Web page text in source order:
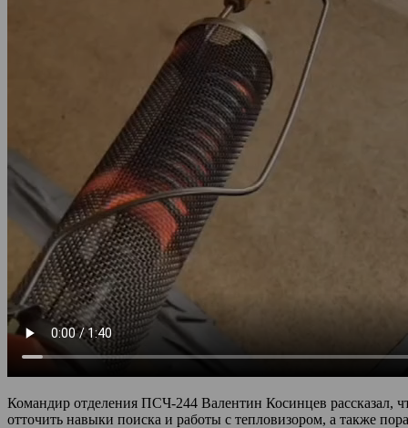
Командир отделения ПСЧ-244 Валентин Косинцев рассказал,
отточить навыки поиска и работы с тепловизором, а также